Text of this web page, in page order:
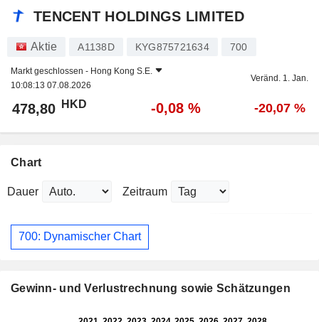
TENCENT HOLDINGS LIMITED
Aktie A1138D KYG875721634 700
Markt geschlossen - Hong Kong S.E.
10:08:13 07.08.2026
Veränd. 1. Jan.
478,80 HKD -0,08 % -20,07 %
Chart
Dauer Zeitraum
700: Dynamischer Chart
Gewinn- und Verlustrechnung sowie Schätzungen